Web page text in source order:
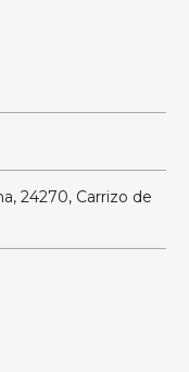
24270, Carrizo de